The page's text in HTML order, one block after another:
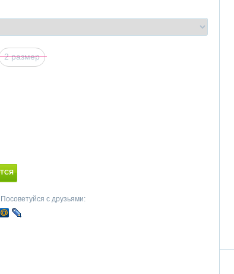
2 размер
с друзьями: